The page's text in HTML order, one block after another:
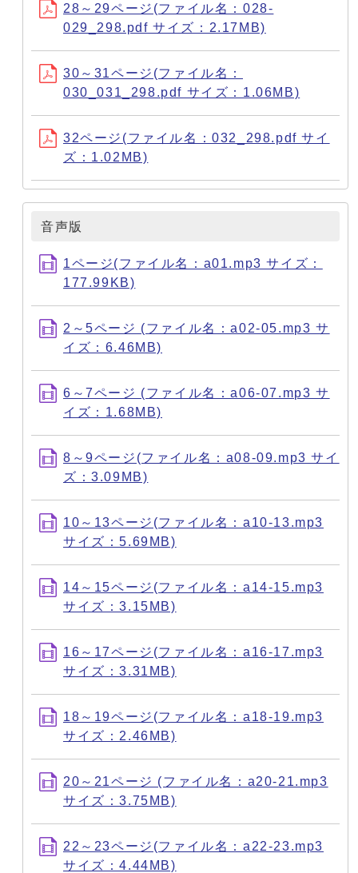
28～29ページ(ファイル名：028-
029_298.pdf サイズ：2.17MB)
30～31ページ(ファイル名：
030_031_298.pdf サイズ：1.06MB)
32ページ(ファイル名：032_298.pdf サイ
ズ：1.02MB)
音声版
1ページ(ファイル名：a01.mp3 サイズ：
177.99KB)
2～5ページ (ファイル名：a02-05.mp3 サ
イズ：6.46MB)
6～7ページ (ファイル名：a06-07.mp3 サ
イズ：1.68MB)
8～9ページ(ファイル名：a08-09.mp3 サイ
ズ：3.09MB)
10～13ページ(ファイル名：a10-13.mp3
サイズ：5.69MB)
14～15ページ(ファイル名：a14-15.mp3
サイズ：3.15MB)
16～17ページ(ファイル名：a16-17.mp3
サイズ：3.31MB)
18～19ページ(ファイル名：a18-19.mp3
サイズ：2.46MB)
20～21ページ (ファイル名：a20-21.mp3
サイズ：3.75MB)
22～23ページ(ファイル名：a22-23.mp3
サイズ：4.44MB)